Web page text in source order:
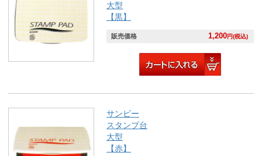
大型
【黒】
販売価格 1,200円(税込)
サンビー
スタンプ台
大型
【赤】